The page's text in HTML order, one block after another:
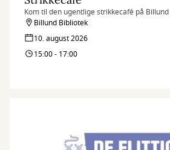
Kom til den ugentlige strikkecafé på
Billund Bibliotek
10. august 2026
15:00 - 17:00